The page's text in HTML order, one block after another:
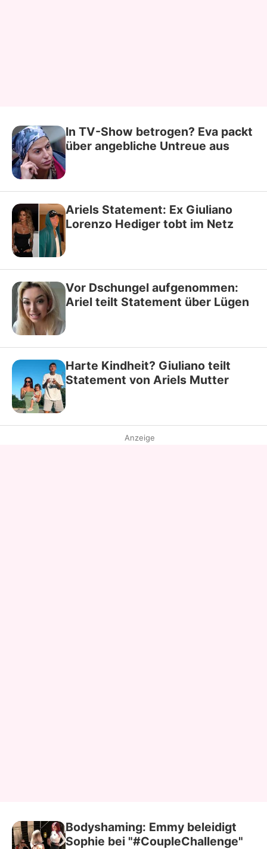
In TV-Show betrogen? Eva packt
über angebliche Untreue aus
Ariels Statement: Ex Giuliano
Lorenzo Hediger tobt im Netz
Vor Dschungel aufgenommen:
Ariel teilt Statement über Lügen
Harte Kindheit? Giuliano teilt
Statement von Ariels Mutter
Anzeige
Bodyshaming: Emmy beleidigt
Sophie bei "#CoupleChallenge"